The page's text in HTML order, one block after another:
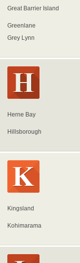
Great Barrier Island
Greenlane
Grey Lynn
Herne Bay
Hillsborough
Kingsland
Kohimarama